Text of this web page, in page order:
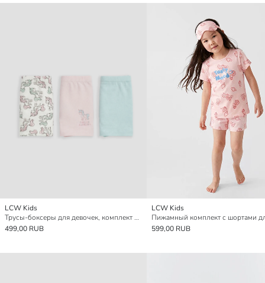
LCW Kids
Трусы-боксеры для девочек, комплект из 3 штук
499,00 RUB
LCW Kids
599,00 RUB